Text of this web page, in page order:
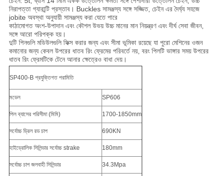
নিরাপত্তা গ্যারান্টি প্রস্তাব। Buckles সামঞ্জস্য সঙ্গে সজ্জিত, চেইন এর দৈর্ঘ্য সহজে
jobite অবস্থা অনুযায়ী সামঞ্জস্য করা যেতে পারে
কাঠামোগত অংশ-উপাদান এবং কৌশল উভয় উচ্চ মানের মান নিয়ন্ত্রণ এবং দীর্ঘ সেবা জীবন,
সঙ্গে আরো পরিপক্ক হয়।
দুটি পিনগুলি মডিউলগুলি ফিক্স করার জন্য এবং সীমা ভূমিকা রয়েছে যা পুরো মেশিনের ওজন
কমানোর জন্য কেবল উপরের ধাতব রিং ফ্রেমের পরিবর্তে নয়, বরং পিলটি ভাঙ্গার সময় উপরের
ধাতব রিং ফ্রেমটিকে টেনে আনার ক্ষেত্রেও বাধা দেয়।
SP400-B প্রযুক্তিগত পরামিতি
মডেল SP606
পিল ব্যাসের পরিসীমা (মিমি) 1700-1850mm
সর্বোচ্চ ড্রিল রড চাপ 690KN
হাইড্রোলিক সিলিন্ডার সর্বোচ্চ strake 180mm
সর্বোচ্চ চাপ জলবাহী সিলিন্ডার 34.3Mpa